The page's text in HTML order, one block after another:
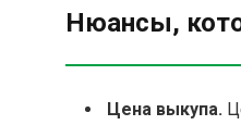
Нюансы,
Цена выкупа.